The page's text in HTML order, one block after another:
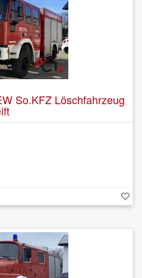
So.KFZ Löschfahrzeug